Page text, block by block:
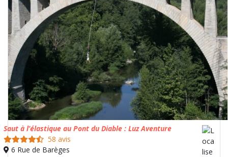
Saut à l’élastique au Pont du Diable : Luz Aventure
58 avis
6 Rue de Barèges